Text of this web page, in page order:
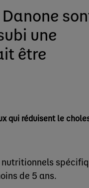
une
être
qui réduisent le
nutritionnels
de 5 ans.